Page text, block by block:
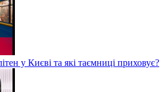
у Києві та які таємниці приховує?